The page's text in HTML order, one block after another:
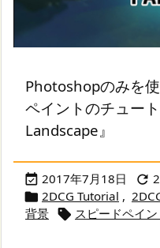
Photoshopのみを
ペイントのチュー
Landscape』
 2017年7月18日 
 2DCG Tutorial ,
背景  スピードペイン